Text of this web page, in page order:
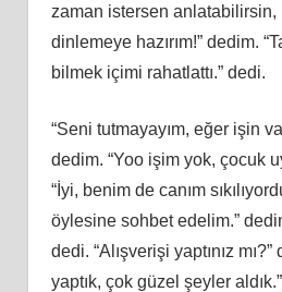
zaman istersen anlatabilirsin,
dinlemeye hazırım!” dedim.
bilmek içimi rahatlattı.” dedi.
“Seni tutmayayım, eğer işin
dedim. “Yoo işim yok, çocuk
“İyi, benim de canım
öylesine sohbet edelim.”
dedi. “Alışverişi yaptınız
yaptık, çok güzel şeyler